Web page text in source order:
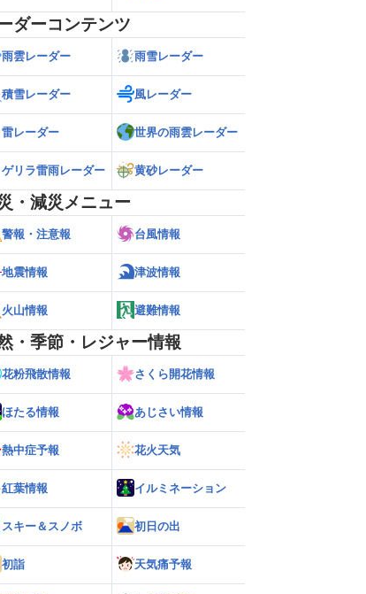
ダーコンテンツ
雨雲レーダー 雨雪レーダー
積雪レーダー 風レーダー
雷レーダー 世界の雨雲レーダー
ゲリラ雷雨レーダー 黄砂レーダー
・減災メニュー
警報・注意報 台風情報
地震情報 津波情報
火山情報 避難情報
・季節・レジャー情報
花粉飛散情報 さくら開花情報
ほたる情報 あじさい情報
熱中症予報 花火天気
紅葉情報 イルミネーション
スキー＆スノボ 初日の出
初詣 天気痛予報